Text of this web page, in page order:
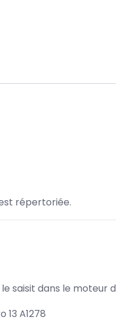
répertoriée.
saisit dans le moteur
13 A1278